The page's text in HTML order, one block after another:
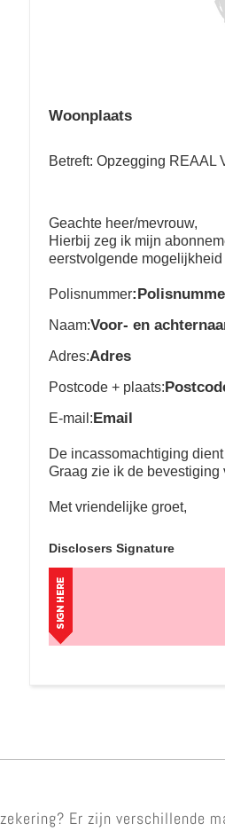
Woonplaats
Betreft: Opzegging REAAL
Geachte heer/mevrouw,
Hierbij zeg ik mijn
eerstvolgende
Polisnummer
Naam:Voor- en
Adres:Adres
Postcode + plaats:
E-mail:Email
De incassomachtiging
Graag zie ik de
Met vriendelijke groet,
Disclosers Signature
Er zijn verschillende